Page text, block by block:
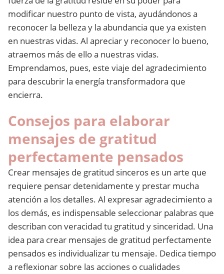
modificar nuestro punto de vista, ayudándonos a
reconocer la belleza y la abundancia que ya existen
en nuestras vidas. Al apreciar y reconocer lo bueno,
atraemos más de ello a nuestras vidas.
Emprendamos, pues, este viaje del agradecimiento
para descubrir la energía transformadora que
encierra.
Consejos para elaborar
mensajes de gratitud
perfectamente pensados
Crear mensajes de gratitud sinceros es un arte que
requiere pensar detenidamente y prestar mucha
atención a los detalles. Al expresar agradecimiento a
los demás, es indispensable seleccionar palabras que
describan con veracidad tu gratitud y sinceridad. Una
idea para crear mensajes de gratitud perfectamente
pensados es individualizar tu mensaje. Dedica tiempo
a reflexionar sobre las acciones o cualidades